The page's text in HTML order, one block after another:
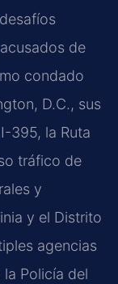
de
condado
D.C., sus
395, la Ruta
tráfico de
y
y el Distrito
agencias
Policía del